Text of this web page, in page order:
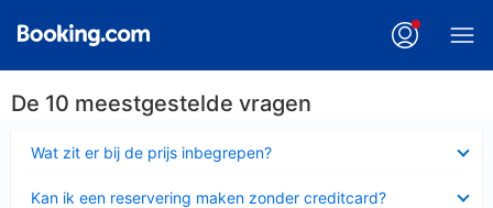
De 10 meestgestelde vragen
Wat zit er bij de prijs inbegrepen?
Kan ik een reservering maken zonder creditcard?